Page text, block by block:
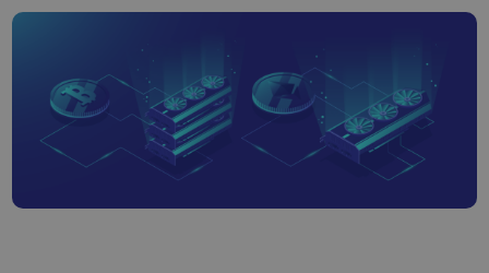
Наскоро добавени
Последно добавени токени в Kriptomat
Ако бях купил за 100 €…
...днес щеше да струва
Купуване и продаване на криптовалута
Размяна на криптовалута
Над 1 000 опции за двойки
Интелигентни портфолиа
Интелигентен начин за инвестиране в криптовалути
Kriptomat Портфейл